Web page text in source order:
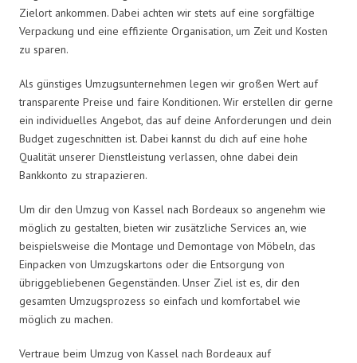
Zielort ankommen. Dabei achten wir stets auf eine sorgfältige
Verpackung und eine effiziente Organisation, um Zeit und Kosten
zu sparen.
Als günstiges Umzugsunternehmen legen wir großen Wert auf
transparente Preise und faire Konditionen. Wir erstellen dir gerne
ein individuelles Angebot, das auf deine Anforderungen und dein
Budget zugeschnitten ist. Dabei kannst du dich auf eine hohe
Qualität unserer Dienstleistung verlassen, ohne dabei dein
Bankkonto zu strapazieren.
Um dir den Umzug von Kassel nach Bordeaux so angenehm wie
möglich zu gestalten, bieten wir zusätzliche Services an, wie
beispielsweise die Montage und Demontage von Möbeln, das
Einpacken von Umzugskartons oder die Entsorgung von
übriggebliebenen Gegenständen. Unser Ziel ist es, dir den
gesamten Umzugsprozess so einfach und komfortabel wie
möglich zu machen.
Vertraue beim Umzug von Kassel nach Bordeaux auf